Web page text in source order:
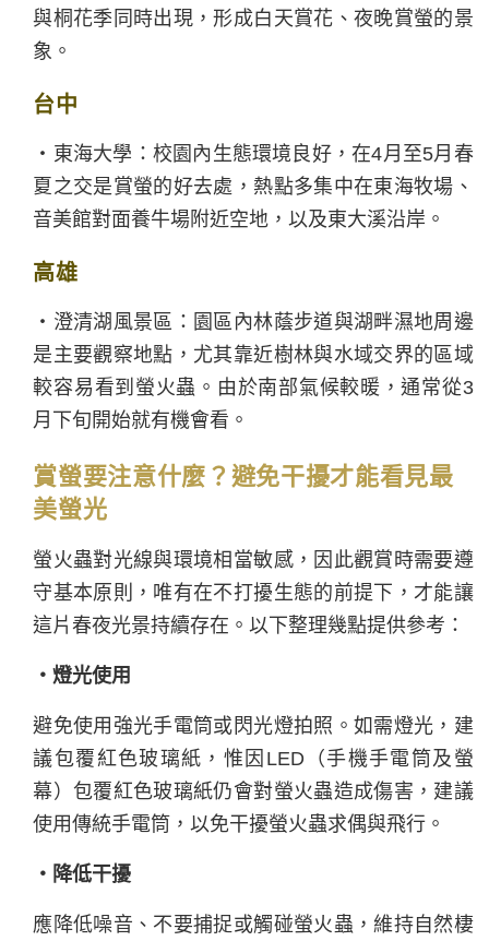
與桐花季同時出現，形成白天賞花、夜晚賞螢的景
象。
台中
・東海大學：校園內生態環境良好，在4月至5月春
夏之交是賞螢的好去處，熱點多集中在東海牧場、
音美館對面養牛場附近空地，以及東大溪沿岸。
高雄
・澄清湖風景區：園區內林蔭步道與湖畔濕地周邊
是主要觀察地點，尤其靠近樹林與水域交界的區域
較容易看到螢火蟲。由於南部氣候較暖，通常從3
月下旬開始就有機會看。
賞螢要注意什麼？避免干擾才能看見最
美螢光
螢火蟲對光線與環境相當敏感，因此觀賞時需要遵
守基本原則，唯有在不打擾生態的前提下，才能讓
這片春夜光景持續存在。以下整理幾點提供參考：
・燈光使用
避免使用強光手電筒或閃光燈拍照。如需燈光，建
議包覆紅色玻璃紙，惟因LED（手機手電筒及螢
幕）包覆紅色玻璃紙仍會對螢火蟲造成傷害，建議
使用傳統手電筒，以免干擾螢火蟲求偶與飛行。
・降低干擾
應降低噪音、不要捕捉或觸碰螢火蟲，維持自然棲